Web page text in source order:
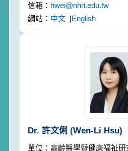
hwei@nhri.edu.tw
中文 |English
Dr. 許文俐 (Wen-Li Hsu)
高齡醫學暨健康福祉研